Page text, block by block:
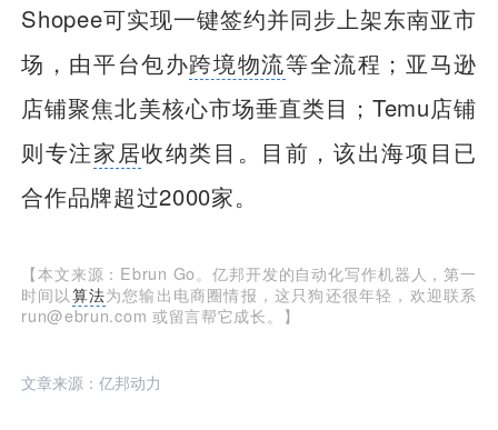
Shopee可实现一键签约并同步上架东南亚市
场，由平台包办跨境物流等全流程；亚马逊
店铺聚焦北美核心市场垂直类目；Temu店铺
则专注家居收纳类目。目前，该出海项目已
合作品牌超过2000家。
【本文来源：Ebrun Go。亿邦开发的自动化写作机器人，第一
时间以算法为您输出电商圈情报，这只狗还很年轻，欢迎联系
run@ebrun.com 或留言帮它成长。】
文章来源：亿邦动力